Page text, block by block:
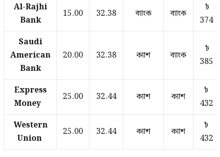
Al-Rajhi
Bank
15.00 32.38 ব্যাংক ব্যাংক
৳
374
Saudi
American
Bank
20.00 32.38 ক্যাশ ব্যাংক
৳
385
Express
Money
25.00 32.44 ক্যাশ ক্যাশ
৳
432
Western
Union
25.00 32.44 ক্যাশ ক্যাশ
৳
432